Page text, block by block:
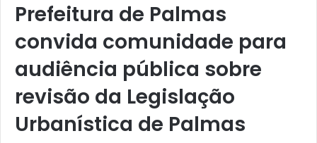
Prefeitura de Palmas
convida comunidade para
audiência pública sobre
revisão da Legislação
Urbanística de Palmas